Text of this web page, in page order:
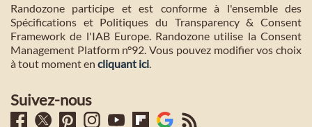
Randozone participe et est conforme à l'ensemble des
Spécifications et Politiques du Transparency & Consent
Framework de l'IAB Europe. Randozone utilise la Consent
Management Platform n°92. Vous pouvez modifier vos choix
à tout moment en cliquant ici.
Suivez-nous